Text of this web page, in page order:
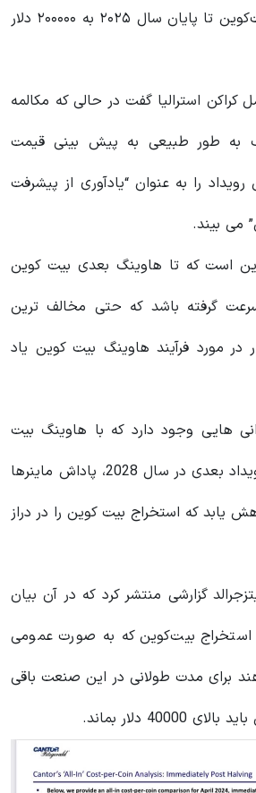
نیز می‌گویند قیمت بیت‌کوین تا پایان سال ۲۰۲۵ به ۲۰۰۰۰۰ دلار
کراکن استرالیا گفت در حالی که مکالمه
به طور طبیعی به پیش بینی قیمت
را به عنوان “یادآوری از پیشرفت
می بیند.
است که تا هاوینگ بعدی بیت کوین
گرفته باشد که حتی مخالف ترین
در مورد فرآیند هاوینگ بیت کوین یاد
هایی وجود دارد که با هاوینگ بیت
کوین در روز شنبه و رویداد بعدی در سال 2028، پاداش ماینرها
یابد که استخراج بیت کوین را در دراز
فیتزجرالد گزارشی منتشر کرد که در آن بیان
استخراج بیت‌کوین که به صورت عمومی
برای مدت طولانی در این صنعت باقی
دلار بماند.